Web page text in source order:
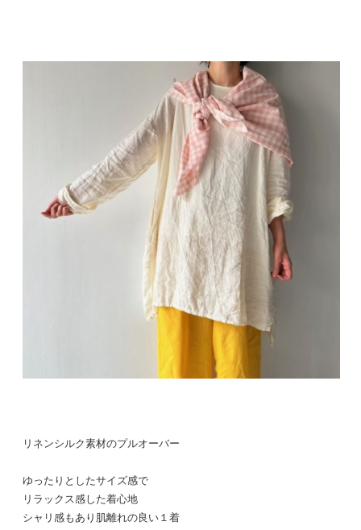
リネンシルク素材のプルオーバー
ゆったりとしたサイズ感で
リラックス感した着心地
シャリ感もあり肌離れの良い１着